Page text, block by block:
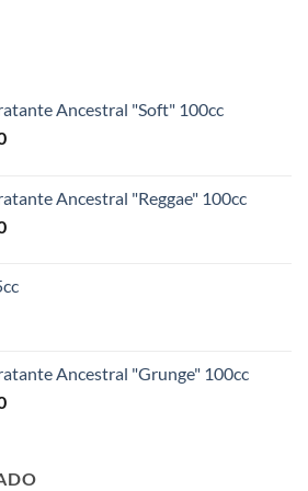
Ancestral "Soft" 100cc
Ancestral "Reggae" 100cc
Ancestral "Grunge" 100cc